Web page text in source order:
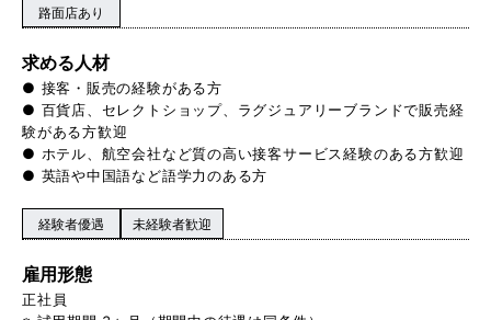
路面店あり
求める人材
● 接客・販売の経験がある方
● 百貨店、セレクトショップ、ラグジュアリーブランドで販売経
験がある方歓迎
● ホテル、航空会社など質の高い接客サービス経験のある方歓迎
● 英語や中国語など語学力のある方
経験者優遇 未経験者歓迎
雇用形態
正社員